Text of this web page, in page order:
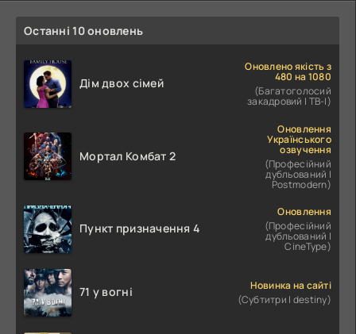
Останні 10 оновлень
Дім двох сімей
Оновлено якість з
480 на 1080
(Багатоголосий
закадровий | ТВ-І)
Мортал Комбат 2
Оновлення
Українського
озвучення
(Професійний
дубльований |
Postmodern)
Пункт призначення 4
Оновлення
(Професійний
дубльований |
CineType)
71 у вогні
Новинка на сайті
(Субтитри | destiny)